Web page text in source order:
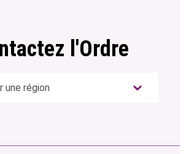
l'Ordre